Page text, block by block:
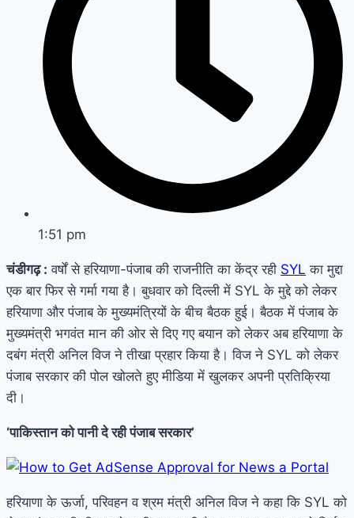
1:51 pm
चंडीगढ़ : वर्षों से हरियाणा-पंजाब की राजनीति का केंद्र रही SYL का मुद्दा
एक बार फिर से गर्मा गया है। बुधवार को दिल्ली में SYL के मुद्दे को लेकर
हरियाणा और पंजाब के मुख्यमंत्रियों के बीच बैठक हुई। बैठक में पंजाब के
मुख्यमंत्री भगवंत मान की ओर से दिए गए बयान को लेकर अब हरियाणा के
दबंग मंत्री अनिल विज ने तीखा प्रहार किया है। विज ने SYL को लेकर
पंजाब सरकार की पोल खोलते हुए मीडिया में खुलकर अपनी प्रतिक्रिया
दी।
‘पाकिस्तान को पानी दे रही पंजाब सरकार’
हरियाणा के ऊर्जा, परिवहन व श्रम मंत्री अनिल विज ने कहा कि SYL को